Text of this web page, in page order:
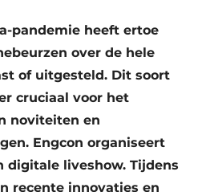
pandemie heeft ertoe
over de hele
of uitgesteld. Dit soort
cruciaal voor het
noviteiten en
Engcon organiseert
digitale liveshow. Tijdens
recente innovaties en